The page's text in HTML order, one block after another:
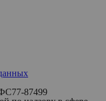
87499